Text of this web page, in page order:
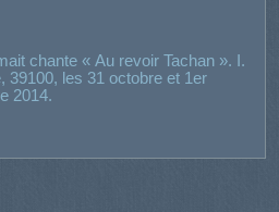
chante « Au revoir Tachan ». I.
39100, les 31 octobre et 1er
2014.